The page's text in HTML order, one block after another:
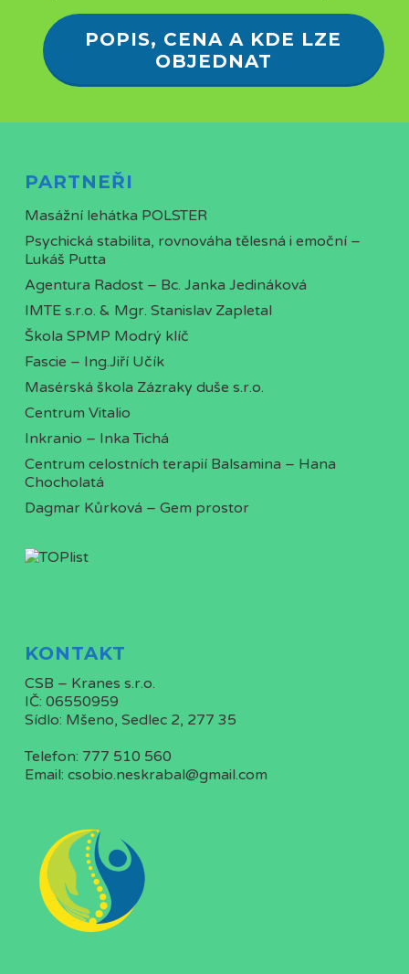
POPIS, CENA A KDE LZE
OBJEDNAT
PARTNEŘI
Masážní lehátka POLSTER
Psychická stabilita, rovnováha tělesná i emoční –
Lukáš Putta
Agentura Radost – Bc. Janka Jedináková
IMTE s.r.o. & Mgr. Stanislav Zapletal
Škola SPMP Modrý klíč
Fascie – Ing.Jiří Učík
Masérská škola Zázraky duše s.r.o.
Centrum Vitalio
Inkranio – Inka Tichá
Centrum celostních terapií Balsamina – Hana
Chocholatá
Dagmar Kůrková – Gem prostor
KONTAKT
CSB – Kranes s.r.o.
IČ: 06550959
Sídlo: Mšeno, Sedlec 2, 277 35
Telefon: 777 510 560
Email: csobio.neskrabal@gmail.com